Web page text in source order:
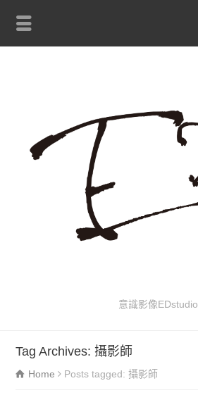
意識影像EDstudio
Tag Archives: 攝影師
Home Posts tagged: 攝影師